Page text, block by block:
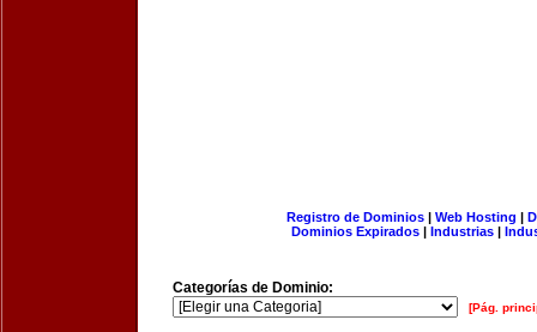
Registro de Dominios| Web Hosting |
Dominios Expirados | Industrias |
Categorías de Dominio:
[Pág.